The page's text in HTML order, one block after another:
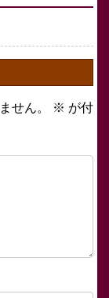
せん。 ※ が付